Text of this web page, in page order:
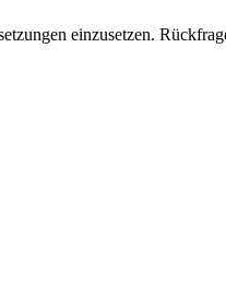
einzusetzen.